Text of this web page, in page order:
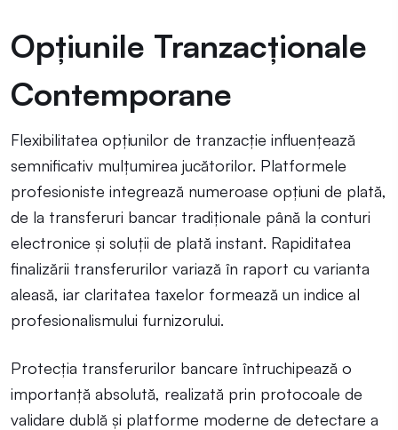
Opțiunile Tranzacționale
Contemporane
Flexibilitatea opțiunilor de tranzacție influențează
semnificativ mulțumirea jucătorilor. Platformele
profesioniste integrează numeroase opțiuni de plată,
de la transferuri bancar tradiționale până la conturi
electronice și soluții de plată instant. Rapiditatea
finalizării transferurilor variază în raport cu varianta
aleasă, iar claritatea taxelor formează un indice al
profesionalismului furnizorului.
Protecția transferurilor bancare întruchipează o
importanță absolută, realizată prin protocoale de
validare dublă și platforme moderne de detectare a